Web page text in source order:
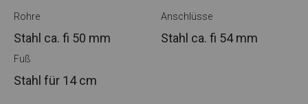
Rohre
Stahl ca. fi 50 mm
Anschlüsse
Stahl ca. fi 54 mm
Fuß
Stahl für 14 cm